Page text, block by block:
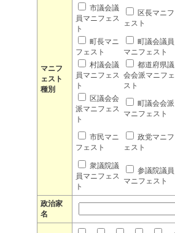
マニフ
ェスト
種別
市議会議
員マニフェス
ト
区長マニフ
ェスト
町長マニ
フェスト
町議会議員
マニフェスト
村議会議
員マニフェス
ト
都道府県議
会会派マニフェ
スト
区議会会
派マニフェス
ト
町議会会派
マニフェスト
市民マニ
フェスト
政党マニフ
ェスト
衆議院議
員マニフェス
ト
参議院議員
マニフェスト
政治家
名